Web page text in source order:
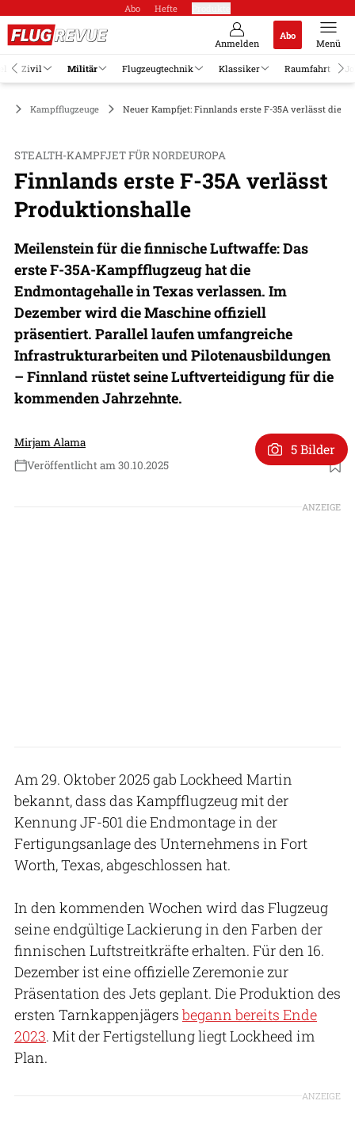
Abo Hefte
Anmelden
Abo
Menü
Zivil Militär Flugzeugtechnik Klassiker Raumfahrt
Kampfflugzeuge Neuer Kampfjet: Finnlands erste F-35A verlässt die
STEALTH-KAMPFJET FÜR NORDEUROPA
Finnlands erste F-35A verlässt
Produktionshalle
Meilenstein für die finnische Luftwaffe: Das
erste F-35A-Kampfflugzeug hat die
Endmontagehalle in Texas verlassen. Im
Dezember wird die Maschine offiziell
präsentiert. Parallel laufen umfangreiche
Infrastrukturarbeiten und Pilotenausbildungen
– Finnland rüstet seine Luftverteidigung für die
kommenden Jahrzehnte.
Mirjam Alama
Veröffentlicht am 30.10.2025
Foto: Lockheed Martin
5 Bilder
ANZEIGE
Am 29. Oktober 2025 gab Lockheed Martin
bekannt, dass das Kampfflugzeug mit der
Kennung JF-501 die Endmontage in der
Fertigungsanlage des Unternehmens in Fort
Worth, Texas, abgeschlossen hat.
In den kommenden Wochen wird das Flugzeug
seine endgültige Lackierung in den Farben der
finnischen Luftstreitkräfte erhalten. Für den 16.
Dezember ist eine offizielle Zeremonie zur
Präsentation des Jets geplant. Die Produktion des
ersten Tarnkappenjägers begann bereits Ende
2023. Mit der Fertigstellung liegt Lockheed im
Plan.
ANZEIGE